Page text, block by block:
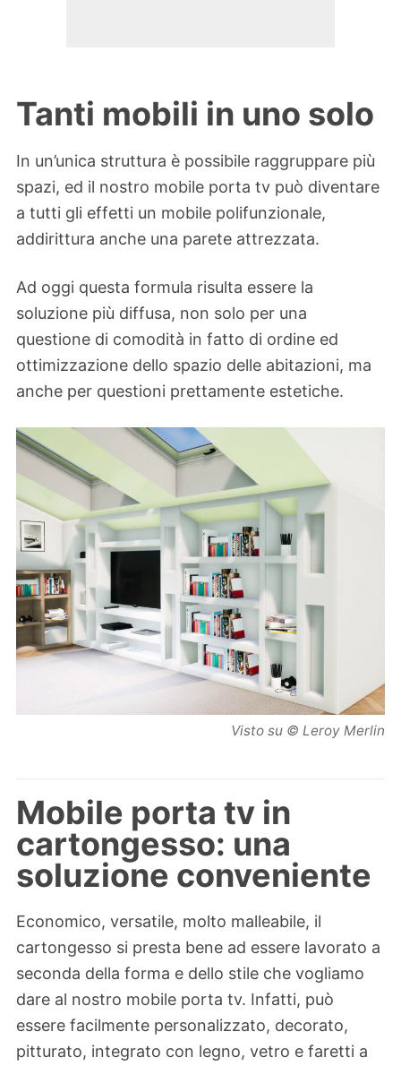
Tanti mobili in uno solo
In un’unica struttura è possibile raggruppare più
spazi, ed il nostro mobile porta tv può diventare
a tutti gli effetti un mobile polifunzionale,
addirittura anche una parete attrezzata.
Ad oggi questa formula risulta essere la
soluzione più diffusa, non solo per una
questione di comodità in fatto di ordine ed
ottimizzazione dello spazio delle abitazioni, ma
anche per questioni prettamente estetiche.
Visto su © Leroy Merlin
Mobile porta tv in
cartongesso: una
soluzione conveniente
Economico, versatile, molto malleabile, il
cartongesso si presta bene ad essere lavorato a
seconda della forma e dello stile che vogliamo
dare al nostro mobile porta tv. Infatti, può
essere facilmente personalizzato, decorato,
pitturato, integrato con legno, vetro e faretti a